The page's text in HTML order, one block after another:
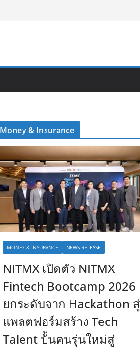
Money & Insurance
MONEY & INSURANCE NEWS RELEASE
NITMX เปิดตัว NITMX
Fintech Bootcamp 2026
ยกระดับจาก Hackathon สู่
แพลตฟอร์มสร้าง Tech
Talent ปั้นคนรุ่นใหม่สู่